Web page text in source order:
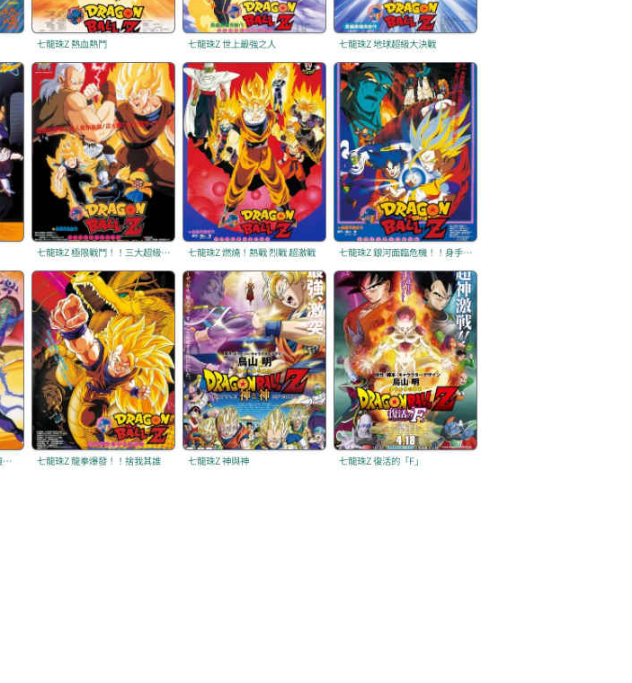
七龍珠Z 熱血熱鬥 七龍珠Z 世上最強之人 七龍珠Z 地球超級大決戰
七龍珠Z 極限戰鬥！！三大超級賽亞人 七龍珠Z 燃燒！熱戰 烈戰 超激戰 七龍珠Z 銀河面臨危機！！身手不凡的高手
七龍珠Z 悟空與達爾的合體 復活！！ 七龍珠Z 龍拳爆發！！捨我其誰 七龍珠Z 神與神 七龍珠Z 復活的「F」